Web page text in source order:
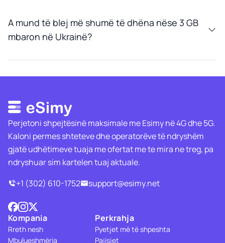
A mund të blej më shumë të dhëna nëse 3 GB
mbaron në Ukrainë?
Perjetoni shpejtësinë maksimale me Esimy në 4G dhe 5G.
Kaloni permes shteteve dhe operatorëve të ndryshëm
gjatë udhëtimeve tuaja me ofertat me te mira ne treg, pa
ndryshuar sim kartelen tuaj aktuale.
+1 (302) 610-1752
support@esimy.net
Kompania
Rreth nesh
Mbulueshmëria
Perkrahja
Pyetjet më të shpeshta
Pajisjet